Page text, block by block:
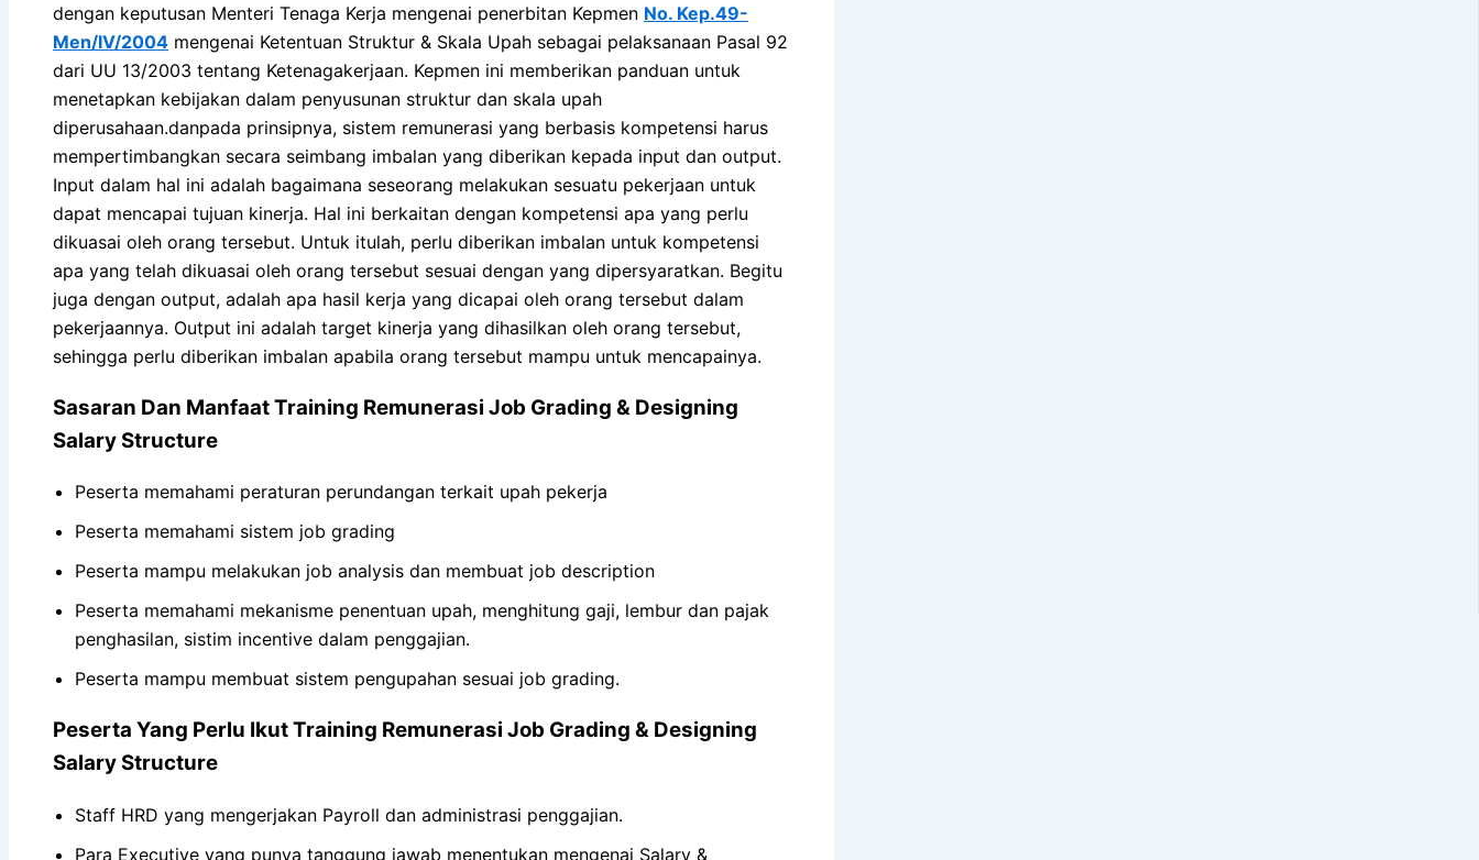
dengan keputusan Menteri Tenaga Kerja mengenai penerbitan Kepmen No. Kep.49-
Men/IV/2004 mengenai Ketentuan Struktur & Skala Upah sebagai pelaksanaan Pasal 92
dari UU 13/2003 tentang Ketenagakerjaan. Kepmen ini memberikan panduan untuk
menetapkan kebijakan dalam penyusunan struktur dan skala upah
diperusahaan.danpada prinsipnya, sistem remunerasi yang berbasis kompetensi harus
mempertimbangkan secara seimbang imbalan yang diberikan kepada input dan output.
Input dalam hal ini adalah bagaimana seseorang melakukan sesuatu pekerjaan untuk
dapat mencapai tujuan kinerja. Hal ini berkaitan dengan kompetensi apa yang perlu
dikuasai oleh orang tersebut. Untuk itulah, perlu diberikan imbalan untuk kompetensi
apa yang telah dikuasai oleh orang tersebut sesuai dengan yang dipersyaratkan. Begitu
juga dengan output, adalah apa hasil kerja yang dicapai oleh orang tersebut dalam
pekerjaannya. Output ini adalah target kinerja yang dihasilkan oleh orang tersebut,
sehingga perlu diberikan imbalan apabila orang tersebut mampu untuk mencapainya.
Sasaran Dan Manfaat Training Remunerasi Job Grading & Designing
Salary Structure
Peserta memahami peraturan perundangan terkait upah pekerja
Peserta memahami sistem job grading
Peserta mampu melakukan job analysis dan membuat job description
Peserta memahami mekanisme penentuan upah, menghitung gaji, lembur dan pajak
penghasilan, sistim incentive dalam penggajian.
Peserta mampu membuat sistem pengupahan sesuai job grading.
Peserta Yang Perlu Ikut Training Remunerasi Job Grading & Designing
Salary Structure
Staff HRD yang mengerjakan Payroll dan administrasi penggajian.
Para Executive yang punya tanggung jawab menentukan mengenai Salary &